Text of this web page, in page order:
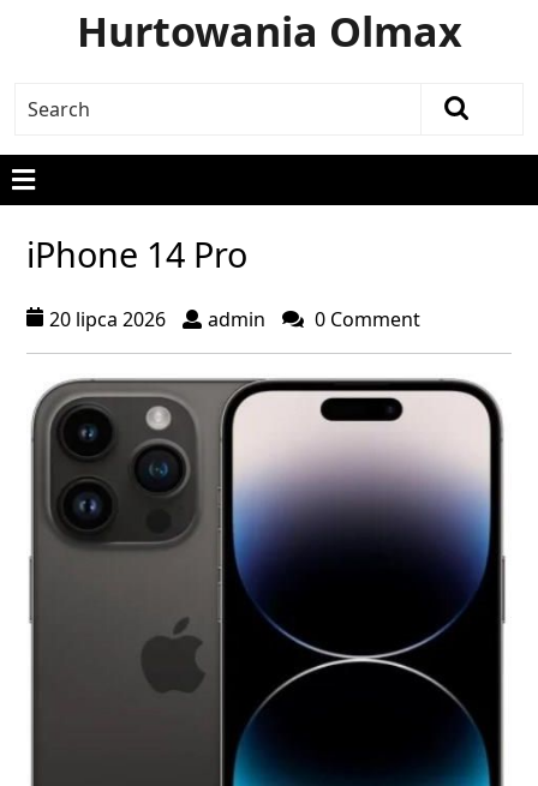
Hurtowania Olmax
iPhone 14 Pro
20 lipca 2026 admin 0 Comment